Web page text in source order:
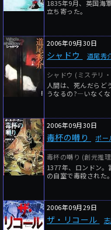
1835年9月、英国海
立ち寄った。
2006年09月30日
シャドウ 道尾秀
シャドウ (ミステリ
人間は、死んだら
うなるの?―いなく
2006年09月30日
毒杯の囀り ポー
毒杯の囀り (創元推
1377年、ロンドン
の自室で毒殺された。
2006年09月29日
ザ・リコール